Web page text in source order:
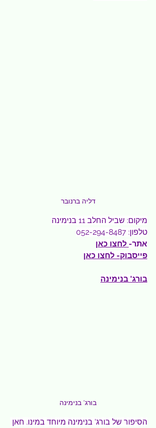
דליה ברנובר
מיקום: שביל החלב 11 בנימינה
טלפון: 052-294-8487
אתר- לחצו כאן
פייסבוק- לחצו כאן
בורג' בנימינה
בורג' בנימינה
הסיפור של בורג' בנימינה מיוחד במינו. חאן